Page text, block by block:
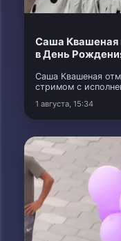
Саша Квашеная
в День
Саша Квашеная
стримом с
1 августа, 15:34